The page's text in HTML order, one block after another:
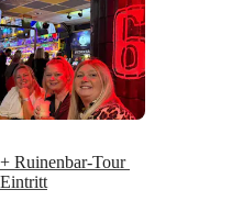
Ruinenbar-Tour